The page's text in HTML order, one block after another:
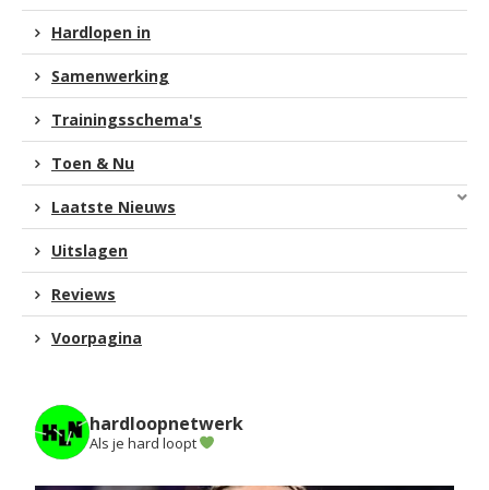
Hardlopen in
Samenwerking
Trainingsschema's
Toen & Nu
Laatste Nieuws
Uitslagen
Reviews
Voorpagina
hardloopnetwerk
Als je hard loopt